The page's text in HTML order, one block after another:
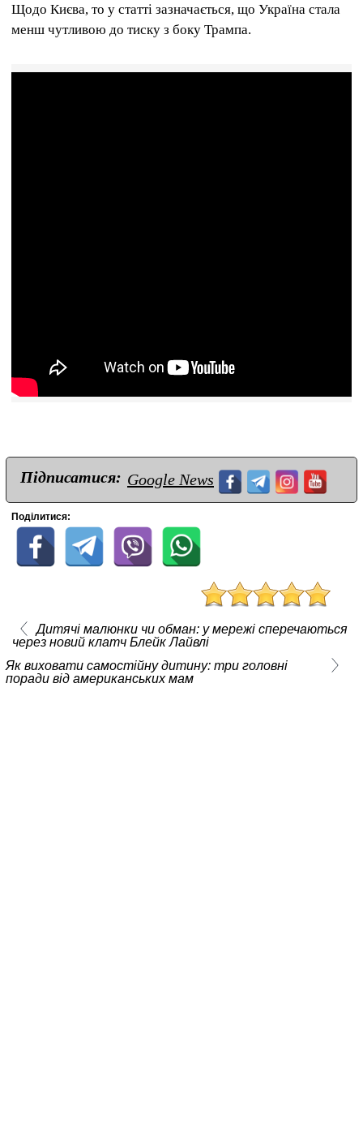
Щодо Києва, то у статті зазначається, що Україна стала
менш чутливою до тиску з боку Трампа.
Підписатися: Google News
Поділитися:
Дитячі малюнки чи обман: у мережі сперечаються
через новий клатч Блейк Лайвлі
Як виховати самостійну дитину: три головні
поради від американських мам